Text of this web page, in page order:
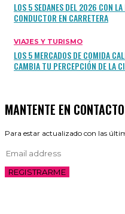
LOS 5 SEDANES DEL 2026 CON
CONDUCTOR EN CARRETERA
VIAJES Y TURISMO
LOS 5 MERCADOS DE COMIDA
CAMBIA TU PERCEPCIÓN DE LA
MANTENTE EN CONTACTO
Para estar actualizado con las
REGISTRARME